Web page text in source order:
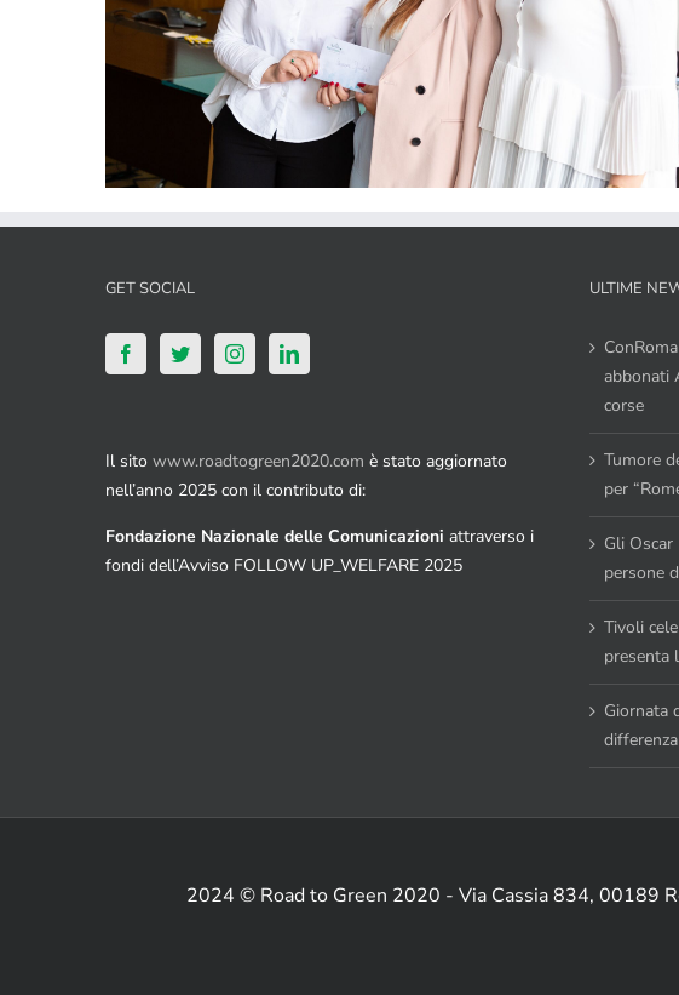
GET SOCIAL
Il sito www.roadtogreen2020.com è stato aggiornato
nell’anno 2025 con il contributo di:
Fondazione Nazionale delle Comunicazioni attraverso i
fondi dell’Avviso FOLLOW UP_WELFARE 2025
ULTIME
abbonati
corse
Tumore
per
Gli
persone
Tivoli
presenta
Giornata
differenza
2024 © Road to Green 2020 - Via Cassia 834,